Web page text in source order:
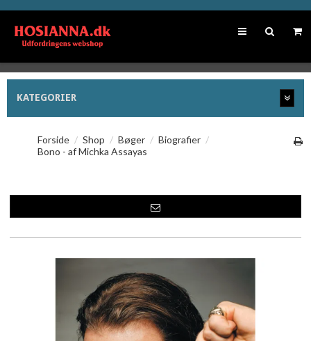
KATEGORIER
Forside / Shop / Bøger / Biografier /
Bono - af Michka Assayas